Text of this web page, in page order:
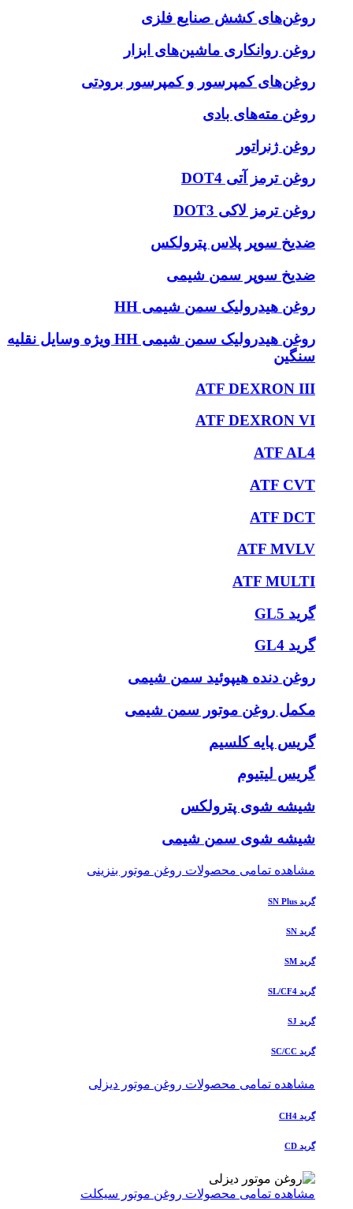
روغن‌های کشش صنایع فلزی
روغن روانکاری ماشین‌های ابزار
روغن‌های کمپرسور و کمپرسور برودتی
روغن مته‌های بادی
روغن ژنراتور
روغن ترمز آتی DOT4
روغن ترمز لاکی DOT3
ضدیخ سوپر پلاس پترولکس
ضدیخ سوپر سمن شیمی
روغن هیدرولیک سمن شیمی HH
روغن هیدرولیک سمن شیمی HH ویژه وسایل نقلیه
سنگین
ATF DEXRON III
ATF DEXRON VI
ATF AL4
ATF CVT
ATF DCT
ATF MVLV
ATF MULTI
گرید GL5
گرید GL4
روغن دنده هیپوئید سمن شیمی
مکمل روغن موتور سمن شیمی
گریس پایه کلسیم
گریس لیتیوم
شیشه شوی پترولکس
شیشه شوی سمن شیمی
مشاهده تمامی محصولات روغن موتور بنزینی
گرید SN Plus
گرید SN
گرید SM
گرید SL/CF4
گرید SJ
گرید SC/CC
مشاهده تمامی محصولات روغن موتور دیزلی
گرید CH4
گرید CD
مشاهده تمامی محصولات روغن موتور سیکلت